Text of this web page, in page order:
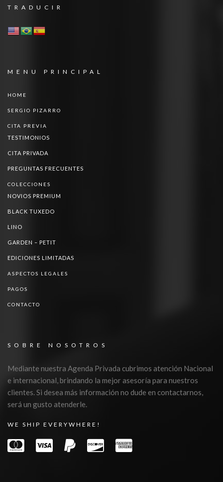
TRADUCIR
MENU PRINCIPAL
HOME
SERGIO PIZARRO
CITA PREVIA
TESTIMONIOS
CITA PRIVADA
PREGUNTAS FRECUENTES
COLECCIONES
NOVIOS PREMIUM
BLACK TUXEDO
LINO
GARDEN – PETIT
EDICIONES LIMITADAS
ASPECTOS LEGALES
PAGOS
CONTACTO
SOBRE NOSOTROS
Mediante nuestra Agenda Privada cubrimos atención Nacional
e internacional, brindando la mejor asesoría para nuestros
clientes. Si desea más información no dude en contactarnos,
será un gusto atenderle.
WE SHIP EVERYWHERE!